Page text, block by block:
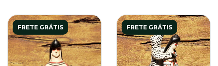
FRETE GRÁTIS FRETE GRÁTIS